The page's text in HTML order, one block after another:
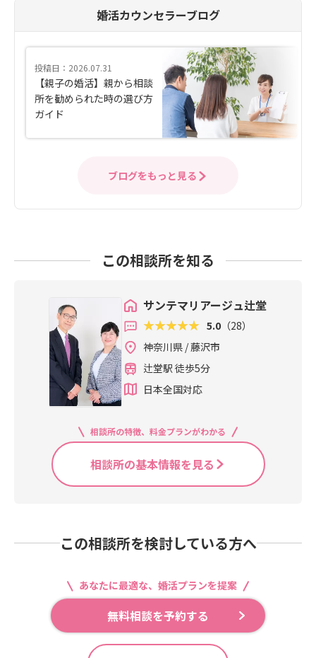
婚活カウンセラーブログ
投稿日：2026.07.31
【親子の婚活】親から相談
所を勧められた時の選び方
ガイド
ブログをもっと見る
この相談所を知る
サンテマリアージュ辻堂
5.0 （28）
神奈川県 / 藤沢市
辻堂駅 徒歩5分
日本全国対応
相談所の特徴、料金プランがわかる
相談所の基本情報を見る
この相談所を検討している方へ
あなたに最適な、婚活プランを提案
無料相談を予約する